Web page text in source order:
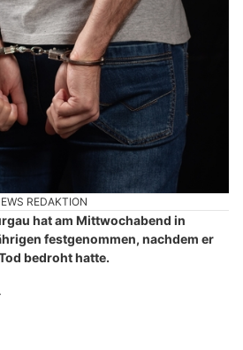
REDAKTION
hat am Mittwochabend in
festgenommen, nachdem er
bedroht hatte.